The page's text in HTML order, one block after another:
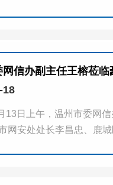
18
13日上午，温州市委网
网安处处长李昌忠、鹿